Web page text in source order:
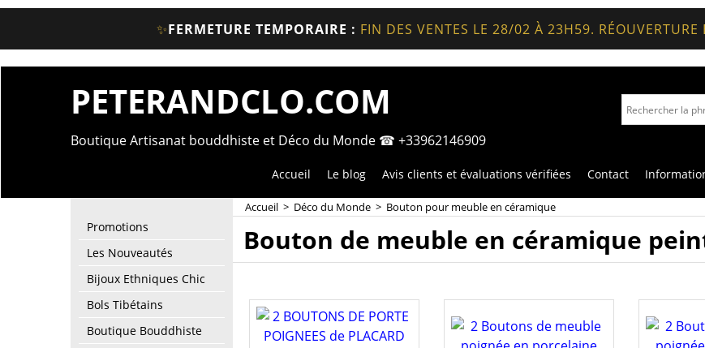
✨FERMETURE TEMPORAIRE : FIN DES VENTES LE 28/02 À 23H59.
PETERANDCLO.COM
Boutique Artisanat bouddhiste et Déco du Monde ☎ +33962146909
Accueil Le blog Avis clients et évaluations vérifiées Contact
Promotions
Les Nouveautés
Bijoux Ethniques Chic
Bols Tibétains
Boutique Bouddhiste
Accueil > Déco du Monde > Bouton pour meuble en céramique
Bouton de meuble en céramique